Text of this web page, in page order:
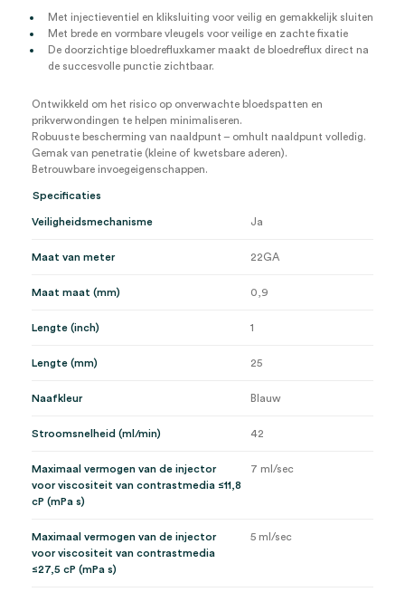
Met injectieventiel en kliksluiting voor veilig en gemakkelijk sluiten
Met brede en vormbare vleugels voor veilige en zachte fixatie
De doorzichtige bloedrefluxkamer maakt de bloedreflux direct na
de succesvolle punctie zichtbaar.
Ontwikkeld om het risico op onverwachte bloedspatten en
prikverwondingen te helpen minimaliseren.
Robuuste bescherming van naaldpunt – omhult naaldpunt volledig.
Gemak van penetratie (kleine of kwetsbare aderen).
Betrouwbare invoegeigenschappen.
Specificaties
Veiligheidsmechanisme Ja
Maat van meter 22GA
Maat maat (mm) 0,9
Lengte (inch) 1
Lengte (mm) 25
Naafkleur Blauw
Stroomsnelheid (ml/min) 42
Maximaal vermogen van de injector
voor viscositeit van contrastmedia ≤11,8
cP (mPa s)
7 ml/sec
Maximaal vermogen van de injector
voor viscositeit van contrastmedia
≤27,5 cP (mPa s)
5 ml/sec